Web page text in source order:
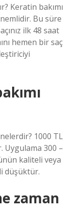
Keratin bakımı
Bu süre
ilk 48 saat
hemen bir saç
1000 TL
Uygulama 300 –
kaliteli veya
düşüktür.
zaman